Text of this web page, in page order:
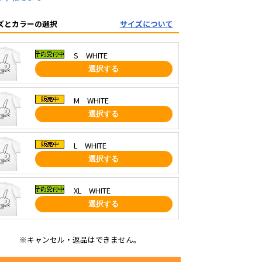
とカラーの選択 サイズについて
S WHITE
選択する
M WHITE
選択する
L WHITE
選択する
XL WHITE
選択する
※キャンセル・返品はできません。